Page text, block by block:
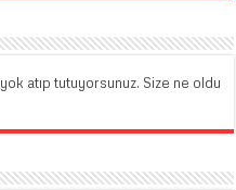
atıp tutuyorsunuz. Size ne oldu